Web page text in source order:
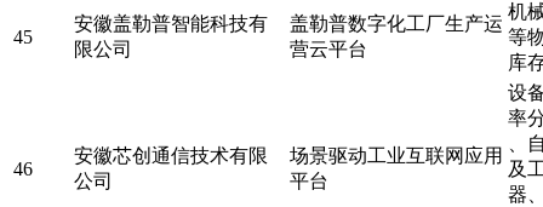
45
安徽盖勒普智能科技有
限公司
盖勒普数字化工厂生产运
营云平台
机
等
库
46
安徽芯创通信技术有限
公司
场景驱动工业互联网应用
平台
设
率
、
及
器